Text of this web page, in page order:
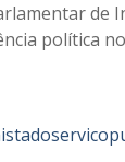
de
política